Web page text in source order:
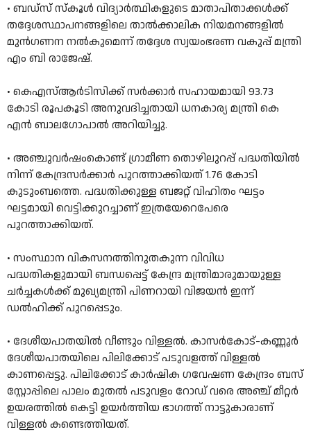
• ബഡ്സ് സ്കൂൾ വിദ്യാർത്ഥികളുടെ മാതാപിതാക്കൾക്ക്
തദ്ദേശസ്ഥാപനങ്ങളിലെ താൽക്കാലിക നിയമനങ്ങളിൽ
മുൻഗണന നൽകുമെന്ന് തദ്ദേശ സ്വയംഭരണ വകുപ്പ് മന്ത്രി
എം ബി രാജേഷ്.
• കെഎസ്ആര്‍ടിസിക്ക് സര്‍ക്കാര്‍ സഹായമായി 93.73
കോടി രൂപകൂടി അനുവദിച്ചതായി ധനകാര്യ മന്ത്രി കെ
എന്‍ ബാലഗോപാല്‍ അറിയിച്ചു.
• അഞ്ചുവർഷംകൊണ്ട്‌ ഗ്രാമീണ തൊഴിലുറപ്പ്‌ പദ്ധതിയിൽ
നിന്ന്‌ കേന്ദ്രസർക്കാർ പുറത്താക്കിയത്‌ 1.76 കോടി
കുടുംബത്തെ. പദ്ധതിക്കുള്ള ബജറ്റ്‌ വിഹിതം ഘട്ടം
ഘട്ടമായി വെട്ടിക്കുറച്ചാണ്‌ ഇത്രയേറെപേരെ
പുറത്താക്കിയത്.
• സംസ്ഥാന വികസനത്തിനുതകുന്ന വിവിധ
പദ്ധതികളുമായി ബന്ധപ്പെട്ട് കേന്ദ്ര മന്ത്രിമാരുമായുള്ള
ചർച്ചകൾക്ക് മുഖ്യമന്ത്രി പിണറായി വിജയൻ ഇന്ന്
ഡൽഹിക്ക് പുറപ്പെടും.
• ദേശീയപാതയില്‍ വീണ്ടും വിള്ളല്‍. കാസർകോട്-കണ്ണൂർ
ദേശീയപാതയിലെ പിലിക്കോട് പടുവളത്ത് വിള്ളൽ
കാണപ്പെട്ടു. പിലിക്കോട് കാർഷിക ഗവേഷണ കേന്ദ്രം ബസ്
സ്റ്റോപ്പിലെ പാലം മുതൽ പടുവളം റോഡ് വരെ അഞ്ച് മീറ്റര്‍
ഉയരത്തിൽ കെട്ടി ഉയർത്തിയ ഭാഗത്ത് നാട്ടുകാരാണ്
വിള്ളൽ കണ്ടെത്തിയത്.